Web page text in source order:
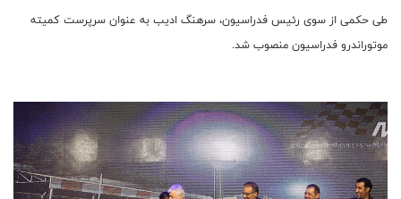
طی حکمی از سوی رئیس فدراسیون، سرهنگ ادیب به عنوان سرپرست کمیته
موتوراندرو فدراسیون منصوب شد.